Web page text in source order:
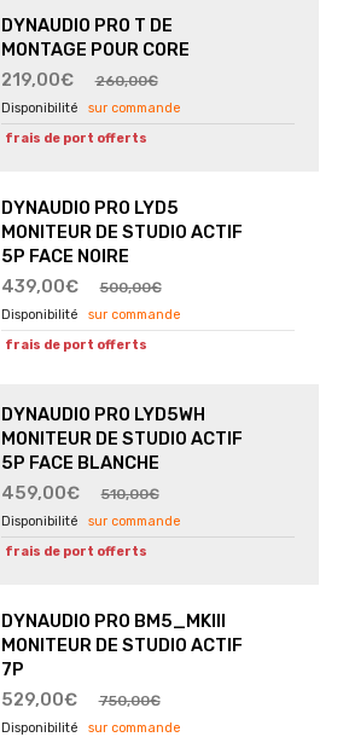
DYNAUDIO PRO T DE
MONTAGE POUR CORE
219,00€
260,00€
sur commande
frais de port offerts
DYNAUDIO PRO LYD5
MONITEUR DE STUDIO ACTIF
5P FACE NOIRE
439,00€
500,00€
sur commande
frais de port offerts
DYNAUDIO PRO LYD5WH
MONITEUR DE STUDIO ACTIF
5P FACE BLANCHE
459,00€
510,00€
sur commande
frais de port offerts
DYNAUDIO PRO BM5_MKIII
MONITEUR DE STUDIO ACTIF
7P
529,00€
750,00€
sur commande